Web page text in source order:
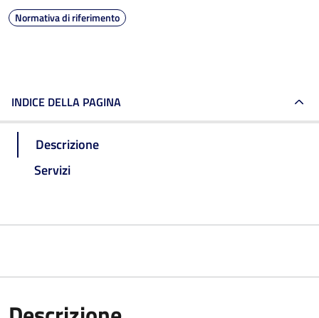
Normativa di riferimento
INDICE DELLA PAGINA
Descrizione
Servizi